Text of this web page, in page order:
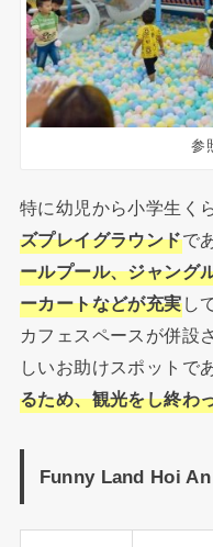
参
特に幼児から小学生く
ズプレイグラウンドで
ールプール、ジャング
ーカートなどが充実し
カフェスペースが併設
しいお助けスポットで
るため、観光をし終わ
Funny Land Hoi An